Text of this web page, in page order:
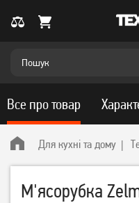
Для кухні та дому
М'ясорубка
Все про товар